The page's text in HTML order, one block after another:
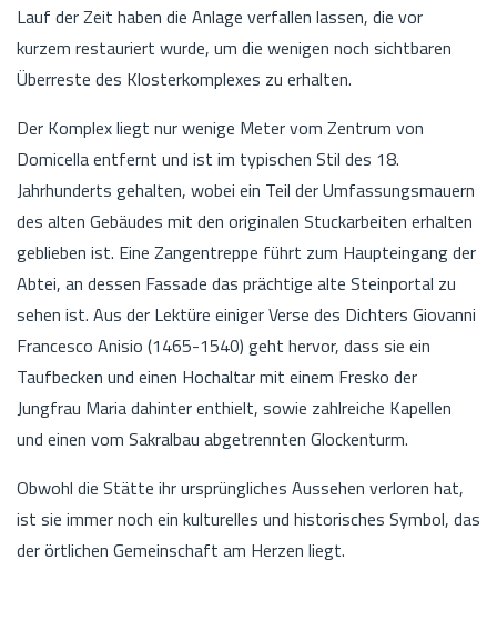
Lauf der Zeit haben die Anlage verfallen lassen, die vor
kurzem restauriert wurde, um die wenigen noch sichtbaren
Überreste des Klosterkomplexes zu erhalten.
Der Komplex liegt nur wenige Meter vom Zentrum von
Domicella entfernt und ist im typischen Stil des 18.
Jahrhunderts gehalten, wobei ein Teil der Umfassungsmauern
des alten Gebäudes mit den originalen Stuckarbeiten erhalten
geblieben ist. Eine Zangentreppe führt zum Haupteingang der
Abtei, an dessen Fassade das prächtige alte Steinportal zu
sehen ist. Aus der Lektüre einiger Verse des Dichters Giovanni
Francesco Anisio (1465-1540) geht hervor, dass sie ein
Taufbecken und einen Hochaltar mit einem Fresko der
Jungfrau Maria dahinter enthielt, sowie zahlreiche Kapellen
und einen vom Sakralbau abgetrennten Glockenturm.
Obwohl die Stätte ihr ursprüngliches Aussehen verloren hat,
ist sie immer noch ein kulturelles und historisches Symbol, das
der örtlichen Gemeinschaft am Herzen liegt.